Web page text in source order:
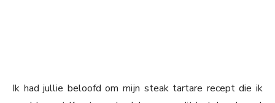
Ik had jullie beloofd om mijn steak tartare recept die ik